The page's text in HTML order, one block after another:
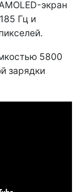
экран
Гц и
5800
зарядки